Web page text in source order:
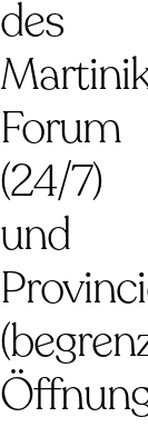
des
Forum
(24/7)
und